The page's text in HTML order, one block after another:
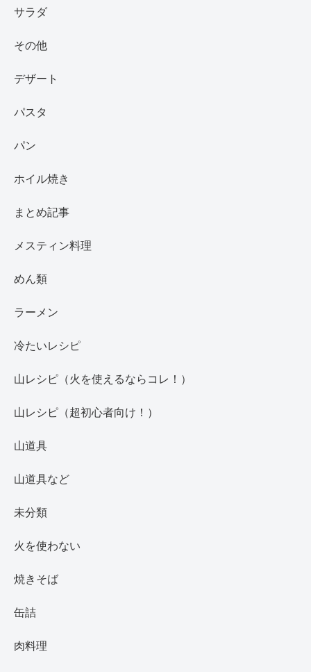
サラダ
その他
デザート
パスタ
パン
ホイル焼き
まとめ記事
メスティン料理
めん類
ラーメン
冷たいレシピ
山レシピ（火を使えるならコレ！）
山レシピ（超初心者向け！）
山道具
山道具など
未分類
火を使わない
焼きそば
缶詰
肉料理